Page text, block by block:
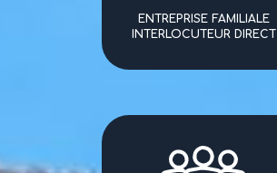
ENTREPRISE FAMILIALE
INTERLOCUTEUR DIRECT